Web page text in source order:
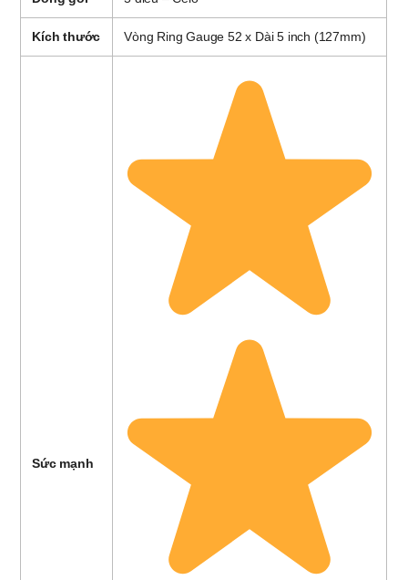
Kích thước Vòng Ring Gauge 52 x Dài 5 inch (127mm)
Sức mạnh